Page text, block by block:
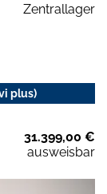
Zentrallager
plus)
31.399,00 €
ausweisbar